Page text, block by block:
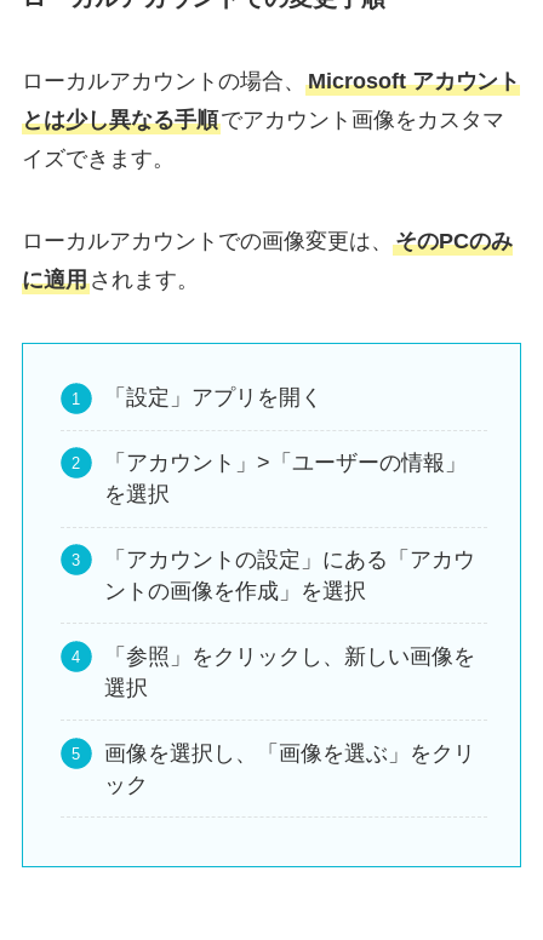
ローカルアカウントの場合、 Microsoft アカウント
とは少し異なる手順でアカウント画像をカスタマ
イズできます。
ローカルアカウントでの画像変更は、 そのPCのみ
に適用されます。
「設定」アプリを開く
「アカウント」>「ユーザーの情報」
を選択
「アカウントの設定」にある「アカウ
ントの画像を作成」を選択
「参照」をクリックし、新しい画像を
選択
画像を選択し、「画像を選ぶ」をクリ
ック